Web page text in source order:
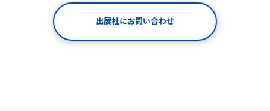
出展社にお問い合わせ